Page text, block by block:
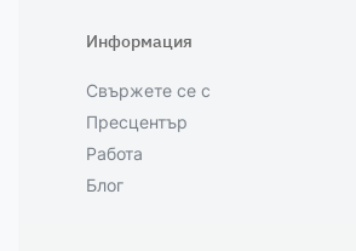
Информация
Свържете се с
Пресцентър
Работа
Блог